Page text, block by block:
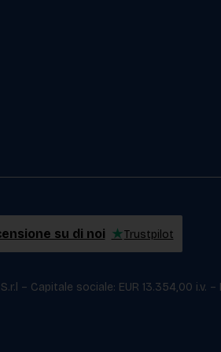
su di noi ★Trustpilot
– Capitale sociale: EUR 13.354,00 i.v. –